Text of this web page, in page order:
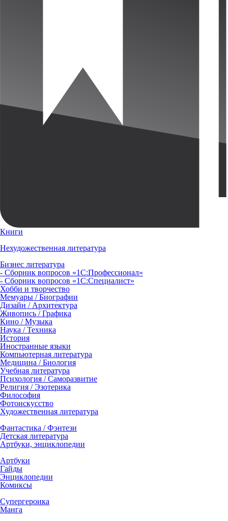
Книги
Нехудожественная литература
Бизнес литература
- Сборник вопросов «1С:Профессионал»
- Сборник вопросов «1С:Специалист»
Хобби и творчество
Мемуары / Биографии
Дизайн / Архитектура
Живопись / Графика
Кино / Музыка
Наука / Техника
История
Иностранные языки
Компьютерная литература
Медицина / Биология
Учебная литература
Психология / Саморазвитие
Религия / Эзотерика
Философия
Фотоискусство
Художественная литература
Фантастика / Фэнтези
Детская литература
Артбуки, энциклопедии
Артбуки
Гайды
Энциклопедии
Комиксы
Супергероика
Манга